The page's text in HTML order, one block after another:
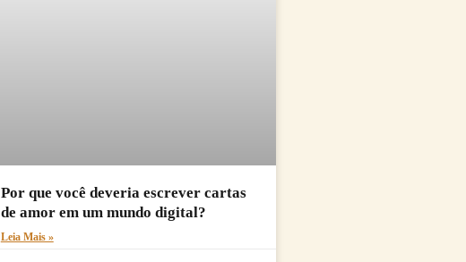
Por que você deveria escrever cartas
de amor em um mundo digital?
Leia Mais »